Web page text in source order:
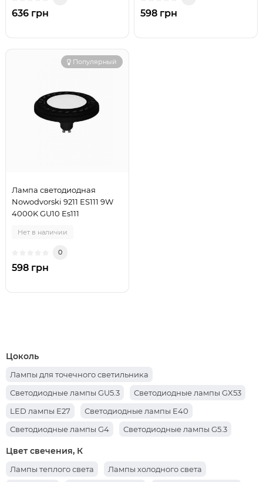
636 грн 598 грн
Популярный
Лампа светодиодная
Nowodvorski 9211 ES111 9W
4000K GU10 Es111
Нет в наличии
0
598 грн
Цоколь
Лампы для точечного светильника
Светодиодные лампы GU5.3
Светодиодные лампы GX53
LED лампы E27
Светодиодные лампы E40
Светодиодные лампы G4
Светодиодные лампы G5.3
Светодиодные лампы G13
Светодиодные лампы G9
Цвет свечения, К
Лампы теплого света
Лампы холодного света